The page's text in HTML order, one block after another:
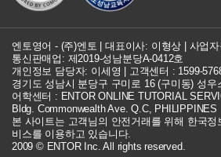
엔토영어 - (주)엔토 | 대표이사: 이형상 | 사업
통신판매업: 제2019-성남분당A-0412호
개인정보 담당자: 이세영 | 고객센터 : 1599-
경기도 성남시 분당구 구미로 16 (구미동) 성우
어학센터 : ENTOR ONLINE TUTORIAL
Bldg. Commonwealth Ave. Q.C, PHILIPPINES
본 사이트는 고객님의 안전거래를 위해 한국정
비스를 이용하고 있습니다.
2009 © ENTOR Inc. All rights reserved.